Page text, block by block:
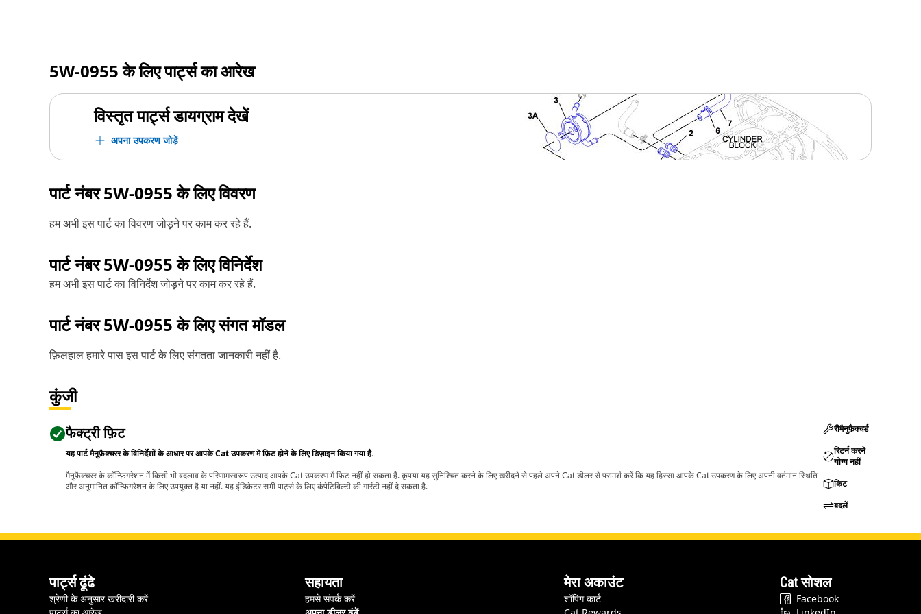
5W-0955के लिए पार्ट्स का आरेख
विस्तृत पार्ट्स डायग्राम देखें
अपना उपकरण जोड़ें
पार्ट नंबर5W-0955के लिए विवरण
हम अभी इस पार्ट का विवरण जोड़ने पर काम कर रहे हैं.
पार्ट नंबर5W-0955के लिए विनिर्देश
हम अभी इस पार्ट का विनिर्देश जोड़ने पर काम कर रहे हैं.
पार्ट नंबर5W-0955के लिए संगत मॉडल
फ़िलहाल हमारे पास इस पार्ट के लिए संगतता जानकारी नहीं है.
कुंजी
फैक्ट्री फ़िट
यह पार्ट मैनुफ़ैक्चरर के विनिर्देशों के आधार पर आपके Cat उपकरण में फ़िट होने के लिए डिज़ाइन किया गया है.
मैनुफ़ैक्चरर के कॉन्फ़िगरेशन में किसी भी बदलाव के परिणामस्वरूप उत्पाद आपके Cat उपकरण में फ़िट नहीं हो सकता है. कृपया यह सुनिश्चित करने के लिए खरीदने से पहले अपने Cat डीलर से परामर्श करें कि यह हिस्सा आपके Cat उपकरण के लिए अपनी वर्तमान स्थिति
और अनुमानित कॉन्फ़िगरेशन के लिए उपयुक्त है या नहीं. यह इंडिकेटर सभी पार्ट्स के लिए कंपेटिबिल्टी की गारंटी नहीं दे सकता है.
रीमैनुफ़ैक्चर्ड
रिटर्न करने
योग्य नहीं
किट
बदलें
पार्ट्स ढूंढे
श्रेणी के अनुसार खरीदारी करें
सहायता
हमसे संपर्क करें
मेरा अकाउंट
शॉपिंग कार्ट
Cat सोशल
Facebook